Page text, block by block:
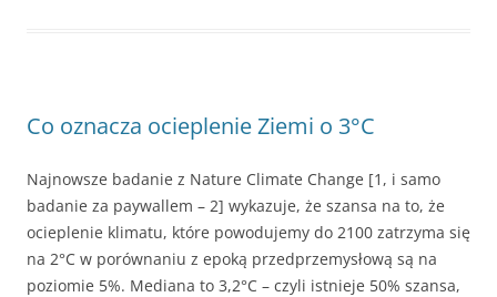
Co oznacza ocieplenie Ziemi o 3°C
Najnowsze badanie z Nature Climate Change [1, i samo
badanie za paywallem – 2] wykazuje, że szansa na to, że
ocieplenie klimatu, które powodujemy do 2100 zatrzyma się
na 2°C w porównaniu z epoką przedprzemysłową są na
poziomie 5%. Mediana to 3,2°C – czyli istnieje 50% szansa,